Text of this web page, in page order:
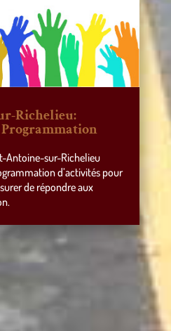
Richelieu:
Antoine-sur-Richelieu
d’activités pour
de répondre aux